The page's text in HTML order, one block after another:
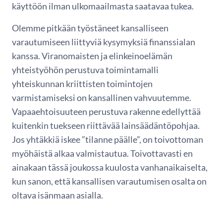
käyttöön ilman ulkomaailmasta saatavaa tukea.
Olemme pitkään työstäneet kansalliseen
varautumiseen liittyviä kysymyksiä finanssialan
kanssa. Viranomaisten ja elinkeinoelämän
yhteistyöhön perustuva toimintamalli
yhteiskunnan kriittisten toimintojen
varmistamiseksi on kansallinen vahvuutemme.
Vapaaehtoisuuteen perustuva rakenne edellyttää
kuitenkin tuekseen riittävää lainsäädäntöpohjaa.
Jos yhtäkkiä iskee ”tilanne päälle”, on toivottoman
myöhäistä alkaa valmistautua. Toivottavasti en
ainakaan tässä joukossa kuulosta vanhanaikaiselta,
kun sanon, että kansallisen varautumisen osalta on
oltava isänmaan asialla.